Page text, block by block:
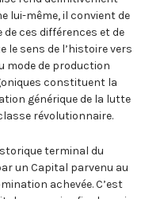
lui-même, il convient de
ces différences et de
le sens de l’histoire vers
mode de production
constituent la
générique de la lutte
révolutionnaire.
terminal du
un Capital parvenu au
achevée. C’est